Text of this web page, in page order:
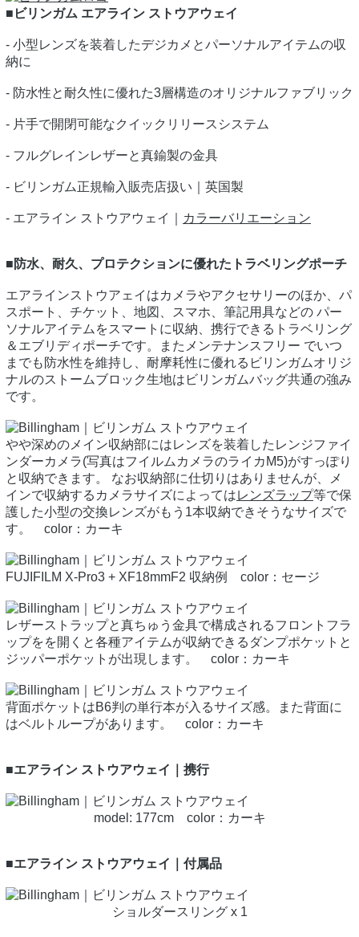
■ビリンガム エアライン ストウアウェイ
- 小型レンズを装着したデジカメとパーソナルアイテムの収
納に
- 防水性と耐久性に優れた3層構造のオリジナルファブリック
- 片手で開閉可能なクイックリリースシステム
- フルグレインレザーと真鍮製の金具
- ビリンガム正規輸入販売店扱い｜英国製
- エアライン ストウアウェイ｜ カラーバリエーション
■防水、耐久、プロテクションに優れたトラベリングポーチ
エアラインストウアェイはカメラやアクセサリーのほか、パ
スポート、チケット、地図、スマホ、筆記用具などの パー
ソナルアイテムをスマートに収納、携行できるトラベリング
＆エブリディポーチです。またメンテナンスフリー でいつ
までも防水性を維持し、耐摩耗性に優れるビリンガムオリジ
ナルのストームブロック生地はビリンガムバッグ共通の強み
です。
やや深めのメイン収納部にはレンズを装着したレンジファイ
ンダーカメラ(写真はフイルムカメラのライカM5)がすっぽり
と収納できます。 なお収納部に仕切りはありませんが、メ
インで収納するカメラサイズによってはレンズラップ等で保
護した小型の交換レンズがもう1本収納できそうなサイズで
す。 color：カーキ
FUJIFILM X-Pro3 + XF18mmF2 収納例 color：セージ
レザーストラップと真ちゅう金具で構成されるフロントフラ
ップをを開くと各種アイテムが収納できるダンプポケットと
ジッパーポケットが出現します。 color：カーキ
背面ポケットはB6判の単行本が入るサイズ感。また背面に
はベルトループがあります。 color：カーキ
■エアライン ストウアウェイ｜携行
model: 177cm color：カーキ
■エアライン ストウアウェイ｜付属品
ショルダースリング x 1